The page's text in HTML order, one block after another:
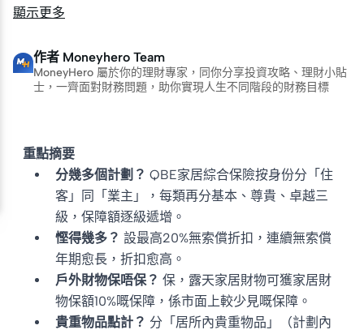
顯示更多
作者 Moneyhero Team
MoneyHero 屬於你的理財專家，同你分享投資攻略、理財小貼
士，一齊面對財務問題，助你實現人生不同階段的財務目標
重點摘要
分幾多個計劃？ QBE家居綜合保險按身份分「住
客」同「業主」，每類再分基本、尊貴、卓越三
級，保障額逐級遞增。
慳得幾多？ 設最高20%無索償折扣，連續無索償
年期愈長，折扣愈高。
戶外財物保唔保？ 保，露天家居財物可獲家居財
物保額10%嘅保障，係市面上較少見嘅保障。
貴重物品點計？ 分「居所內貴重物品」（計劃內